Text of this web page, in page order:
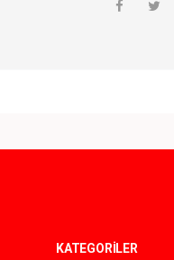
KATEGORİLER